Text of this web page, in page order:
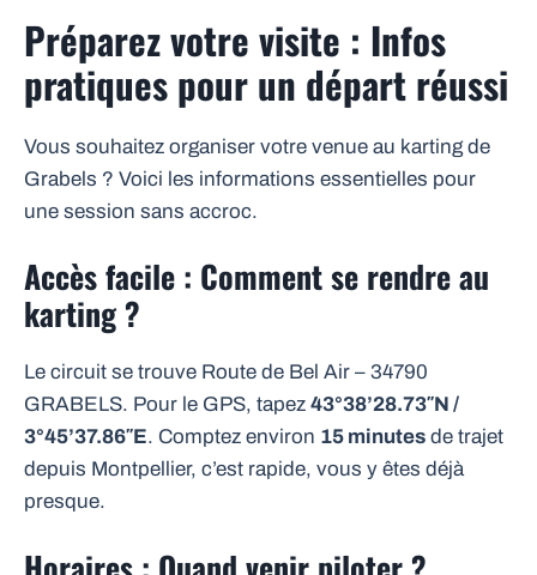
Préparez votre visite : Infos
pratiques pour un départ réussi
Vous souhaitez organiser votre venue au karting de
Grabels ? Voici les informations essentielles pour
une session sans accroc.
Accès facile : Comment se rendre au
karting ?
Le circuit se trouve Route de Bel Air – 34790
GRABELS. Pour le GPS, tapez 43°38’28.73″N /
3°45’37.86″E. Comptez environ 15 minutes de trajet
depuis Montpellier, c’est rapide, vous y êtes déjà
presque.